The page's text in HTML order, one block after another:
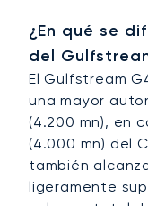
¿En qué se
del
El Gulfstream
una mayor
(4.200 mn), en
(4.000 mn) del
también
ligeramente